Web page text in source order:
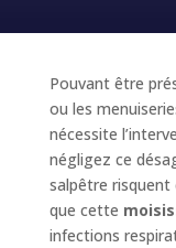
Pouvant être
ou les
nécessite
négligez ce
salpêtre risquent
que cette
infections